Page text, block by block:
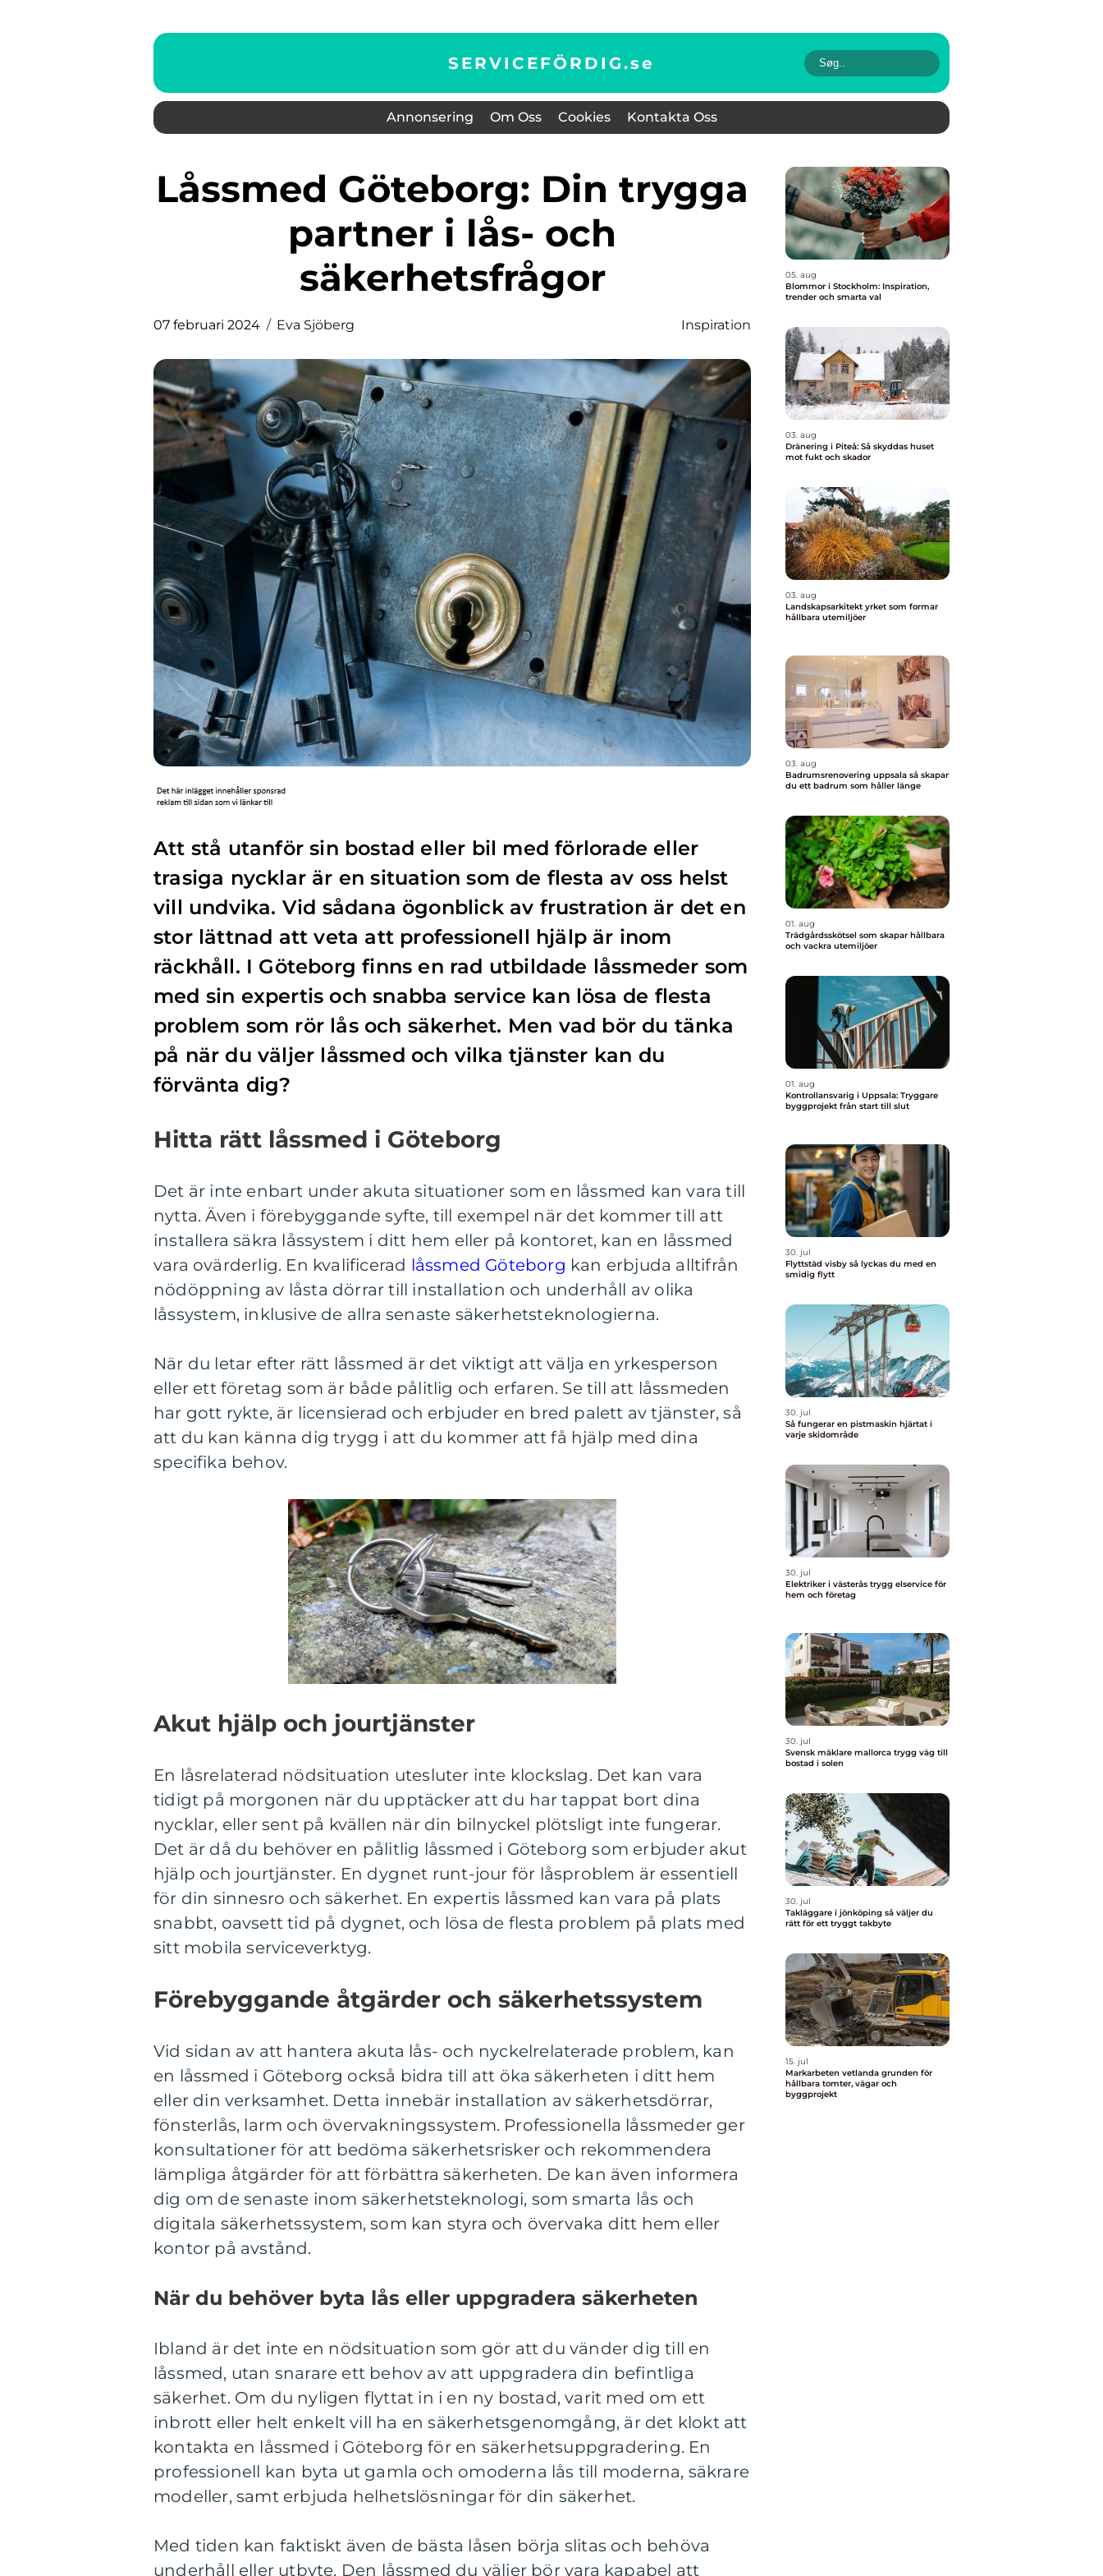
SERVICEFÖRDIG.se
Annonsering Om Oss Cookies Kontakta Oss
Låssmed Göteborg: Din trygga
partner i lås- och
säkerhetsfrågor
07 februari 2024 Eva Sjöberg Inspiration
Att stå utanför sin bostad eller bil med förlorade eller
trasiga nycklar är en situation som de flesta av oss helst
vill undvika. Vid sådana ögonblick av frustration är det en
stor lättnad att veta att professionell hjälp är inom
räckhåll. I Göteborg finns en rad utbildade låssmeder som
med sin expertis och snabba service kan lösa de flesta
problem som rör lås och säkerhet. Men vad bör du tänka
på när du väljer låssmed och vilka tjänster kan du
förvänta dig?
Hitta rätt låssmed i Göteborg
Det är inte enbart under akuta situationer som en låssmed kan vara till
nytta. Även i förebyggande syfte, till exempel när det kommer till att
installera säkra låssystem i ditt hem eller på kontoret, kan en låssmed
vara ovärderlig. En kvalificerad låssmed Göteborg kan erbjuda alltifrån
nödöppning av låsta dörrar till installation och underhåll av olika
låssystem, inklusive de allra senaste säkerhetsteknologierna.
När du letar efter rätt låssmed är det viktigt att välja en yrkesperson
eller ett företag som är både pålitlig och erfaren. Se till att låssmeden
har gott rykte, är licensierad och erbjuder en bred palett av tjänster, så
att du kan känna dig trygg i att du kommer att få hjälp med dina
specifika behov.
Akut hjälp och jourtjänster
En låsrelaterad nödsituation utesluter inte klockslag. Det kan vara
tidigt på morgonen när du upptäcker att du har tappat bort dina
nycklar, eller sent på kvällen när din bilnyckel plötsligt inte fungerar.
Det är då du behöver en pålitlig låssmed i Göteborg som erbjuder akut
hjälp och jourtjänster. En dygnet runt-jour för låsproblem är essentiell
för din sinnesro och säkerhet. En expertis låssmed kan vara på plats
snabbt, oavsett tid på dygnet, och lösa de flesta problem på plats med
sitt mobila serviceverktyg.
Förebyggande åtgärder och säkerhetssystem
Vid sidan av att hantera akuta lås- och nyckelrelaterade problem, kan
en låssmed i Göteborg också bidra till att öka säkerheten i ditt hem
eller din verksamhet. Detta innebär installation av säkerhetsdörrar,
fönsterlås, larm och övervakningssystem. Professionella låssmeder ger
konsultationer för att bedöma säkerhetsrisker och rekommendera
lämpliga åtgärder för att förbättra säkerheten. De kan även informera
dig om de senaste inom säkerhetsteknologi, som smarta lås och
digitala säkerhetssystem, som kan styra och övervaka ditt hem eller
kontor på avstånd.
När du behöver byta lås eller uppgradera säkerheten
Ibland är det inte en nödsituation som gör att du vänder dig till en
låssmed, utan snarare ett behov av att uppgradera din befintliga
säkerhet. Om du nyligen flyttat in i en ny bostad, varit med om ett
inbrott eller helt enkelt vill ha en säkerhetsgenomgång, är det klokt att
kontakta en låssmed i Göteborg för en säkerhetsuppgradering. En
professionell kan byta ut gamla och omoderna lås till moderna, säkrare
modeller, samt erbjuda helhetslösningar för din säkerhet.
Med tiden kan faktiskt även de bästa låsen börja slitas och behöva
underhåll eller utbyte. Den låssmed du väljer bör vara kapabel att
05. aug
Blommor i Stockholm: Inspiration,
trender och smarta val
03. aug
Dränering i Piteå: Så skyddas huset
mot fukt och skador
03. aug
Landskapsarkitekt yrket som formar
hållbara utemiljöer
03. aug
Badrumsrenovering uppsala så skapar
du ett badrum som håller länge
01. aug
Trädgårdsskötsel som skapar hållbara
och vackra utemiljöer
01. aug
Kontrollansvarig i Uppsala: Tryggare
byggprojekt från start till slut
30. jul
Flyttstäd visby så lyckas du med en
smidig flytt
30. jul
Så fungerar en pistmaskin hjärtat i
varje skidområde
30. jul
Elektriker i västerås trygg elservice för
hem och företag
30. jul
Svensk mäklare mallorca trygg väg till
bostad i solen
30. jul
Takläggare i jönköping så väljer du
rätt för ett tryggt takbyte
15. jul
Markarbeten vetlanda grunden för
hållbara tomter, vägar och
byggprojekt